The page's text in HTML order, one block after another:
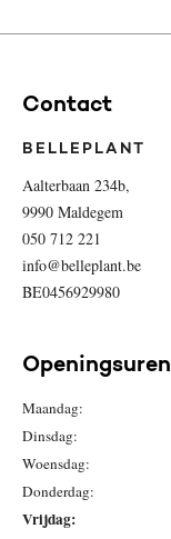
Contact
BELLEPLANT
Aalterbaan 234b,
9990 Maldegem
050 712 221
info@belleplant.be
BE0456929980
Openingsuren
Maandag:
Dinsdag:
Woensdag:
Donderdag:
Vrijdag: